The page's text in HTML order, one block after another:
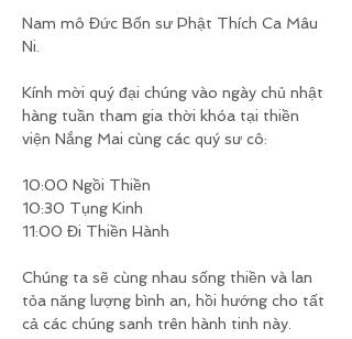
Nam mô Đức Bổn sư Phật Thích Ca Mâu
Ni.
Kính mời quý đại chúng vào ngày chủ nhật
hàng tuần tham gia thời khóa tại thiền
viện Nắng Mai cùng các quý sư cô:
10:00 Ngồi Thiền
10:30 Tụng Kinh
11:00 Đi Thiền Hành
Chúng ta sẽ cùng nhau sống thiền và lan
tỏa năng lượng bình an, hồi hướng cho tất
cả các chúng sanh trên hành tinh này.